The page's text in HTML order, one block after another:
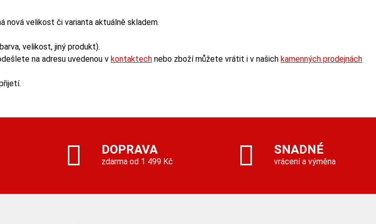
nová velikost či varianta aktuálně skladem.
velikost, jiný produkt).
na adresu uvedenou v kontaktech nebo zboží můžete vrátit i v našich kamenných prodejnách
DOPRAVA
zdarma od 1 499 Kč
SNADNÉ
vrácení a výměna